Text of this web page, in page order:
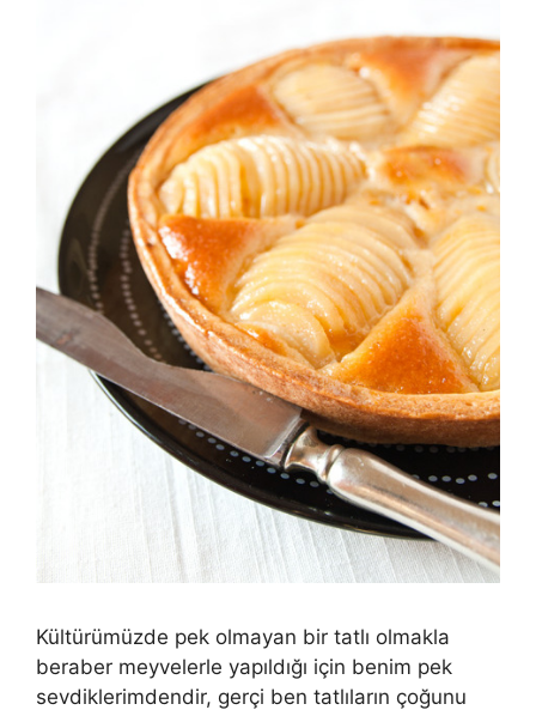
Kültürümüzde pek olmayan bir tatlı olmakla
beraber meyvelerle yapıldığı için benim pek
sevdiklerimdendir, gerçi ben tatlıların çoğunu